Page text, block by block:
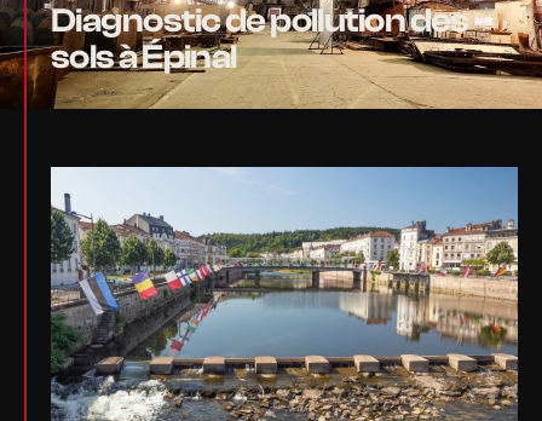
Diagnostic de pollution des
sols à Épinal